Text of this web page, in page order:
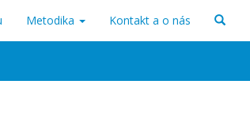
Metodika Kontakt a o nás